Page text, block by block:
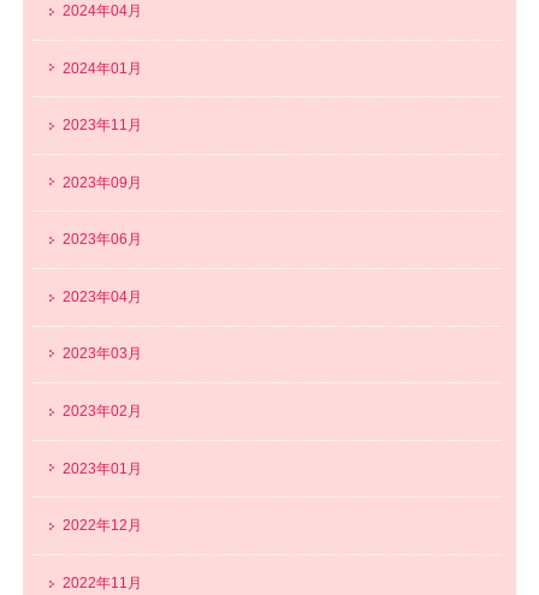
2024年04月
2024年01月
2023年11月
2023年09月
2023年06月
2023年04月
2023年03月
2023年02月
2023年01月
2022年12月
2022年11月